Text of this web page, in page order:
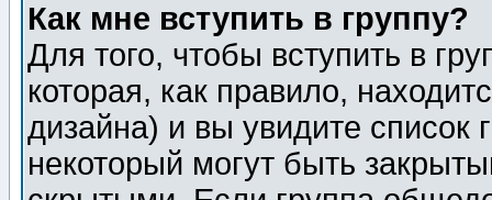
Как мне вступить в группу?
Для того, чтобы вступить в
которая, как правило,
дизайна) и вы увидите список
некоторый могут быть